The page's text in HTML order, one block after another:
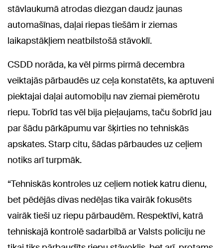
stāvlaukumā atrodas diezgan daudz jaunas
automašīnas, daļai riepas tiešām ir ziemas
laikapstākļiem neatbilstošā stāvoklī.
CSDD norāda, ka vēl pirms pirmā decembra
veiktajās pārbaudēs uz ceļa konstatēts, ka aptuveni
piektajai daļai automobiļu nav ziemai piemērotu
riepu. Tobrīd tas vēl bija pieļaujams, taču šobrīd jau
par šādu pārkāpumu var šķirties no tehniskās
apskates. Starp citu, šādas pārbaudes uz ceļiem
notiks arī turpmāk.
“Tehniskās kontroles uz ceļiem notiek katru dienu,
bet pēdējās divas nedēļas tika vairāk fokusēts
vairāk tieši uz riepu pārbaudēm. Respektīvi, katrā
tehniskajā kontrolē sadarbībā ar Valsts policiju ne